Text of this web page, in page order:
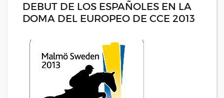
DEBUT DE LOS ESPAÑOLES EN LA
DOMA DEL EUROPEO DE CCE 2013